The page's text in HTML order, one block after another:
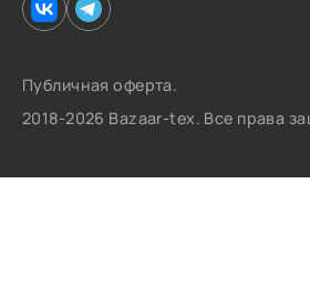
Публичная оферта.
2018-2026 Bazaar-tex. Все права